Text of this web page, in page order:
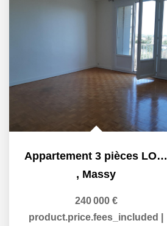
Appartement 3 pièces LOUE
, Massy
240 000 €
product.price.fees_included